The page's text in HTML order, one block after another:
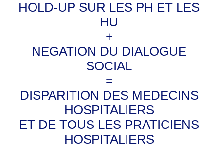
HOLD-UP SUR LES PH ET LES
HU
+
NEGATION DU DIALOGUE
SOCIAL
=
DISPARITION DES MEDECINS
HOSPITALIERS
ET DE TOUS LES PRATICIENS
HOSPITALIERS